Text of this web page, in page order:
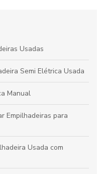
de Pedidos para Seu
as Melhores Opções
Usadas
Semi Elétrica Usada
Manual
Empilhadeiras para
Usada com